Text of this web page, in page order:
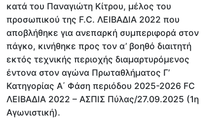
κατά του Παναγιώτη Κίτρου, μέλος του
προσωπικού της F.C. ΛΕΙΒΑΔΙΑ 2022 που
αποβλήθηκε για ανεπαρκή συμπεριφορά στον
πάγκο, κινήθηκε προς τον α’ βοηθό διαιτητή
εκτός τεχνικής περιοχής διαμαρτυρόμενος
έντονα στον αγώνα Πρωταθλήματος Γ’
Κατηγορίας Α΄ Φάση περιόδου 2025-2026 FC
ΛΕΙΒΑΔΙΑ 2022 – ΑΣΠΙΣ Πύλας/27.09.2025 (1η
Αγωνιστική).